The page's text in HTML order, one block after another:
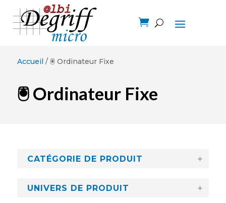

Accueil / 🖲️ Ordinateur Fixe
🖲️ Ordinateur Fixe
CATÉGORIE DE PRODUIT
UNIVERS DE PRODUIT